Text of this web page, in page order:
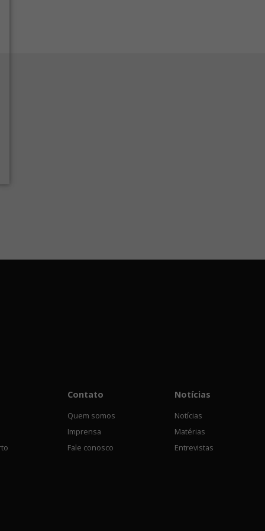
Contato
Quem somos
Imprensa
Fale conosco
Notícias
Notícias
Matérias
Entrevistas